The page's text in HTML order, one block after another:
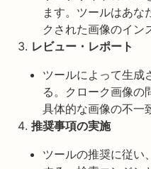
ます。ツールはあな
クされた画像のイン
レビュー・レポート
ツールによって生成
る。クローク画像の
具体的な画像の不一
推奨事項の実施
ツールの推奨に従い